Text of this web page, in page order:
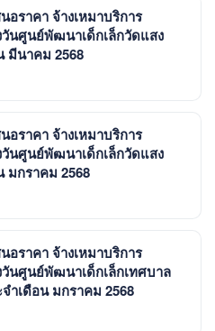
อราคา จ้างเหมาบริการ
นศูนย์พัฒนาเด็กเล็กวัดแสง
มีนาคม 2568
อราคา จ้างเหมาบริการ
นศูนย์พัฒนาเด็กเล็กวัดแสง
มกราคม 2568
อราคา จ้างเหมาบริการ
นศูนย์พัฒนาเด็กเล็กเทศบาล
ำเดือน มกราคม 2568